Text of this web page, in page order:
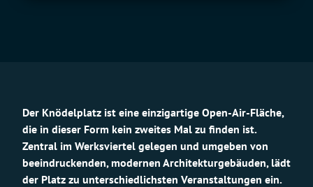
Der Knödelplatz ist eine einzigartige Open-Air-Fläche,
die in dieser Form kein zweites Mal zu finden ist.
Zentral im Werksviertel gelegen und umgeben von
beeindruckenden, modernen Architekturgebäuden, lädt
der Platz zu unterschiedlichsten Veranstaltungen ein.